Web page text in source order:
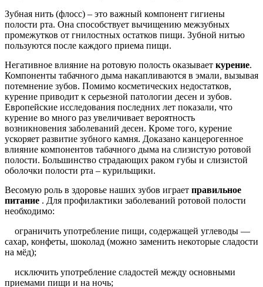
Зубная нить (флосс) – это важный компонент гигиены
полости рта. Она способствует вычищению межзубных
промежутков от гнилостных остатков пищи. Зубной нитью
пользуются после каждого приема пищи.
Негативное влияние на ротовую полость оказывает курение.
Компоненты табачного дыма накапливаются в эмали, вызывая
потемнение зубов. Помимо косметических недостатков,
курение приводит к серьезной патологии десен и зубов.
Европейские исследования последних лет показали, что
курение во много раз увеличивает вероятность
возникновения заболеваний десен. Кроме того, курение
ускоряет развитие зубного камня. Доказано канцерогенное
влияние компонентов табачного дыма на слизистую ротовой
полости. Большинство страдающих раком губы и слизистой
оболочки полости рта – курильщики.
Весомую роль в здоровье наших зубов играет правильное
питание . Для профилактики заболеваний ротовой полости
необходимо:
ограничить употребление пищи, содержащей углеводы —
сахар, конфеты, шоколад (можно заменить некоторые сладости
на мёд);
исключить употребление сладостей между основными
приемами пищи и на ночь;